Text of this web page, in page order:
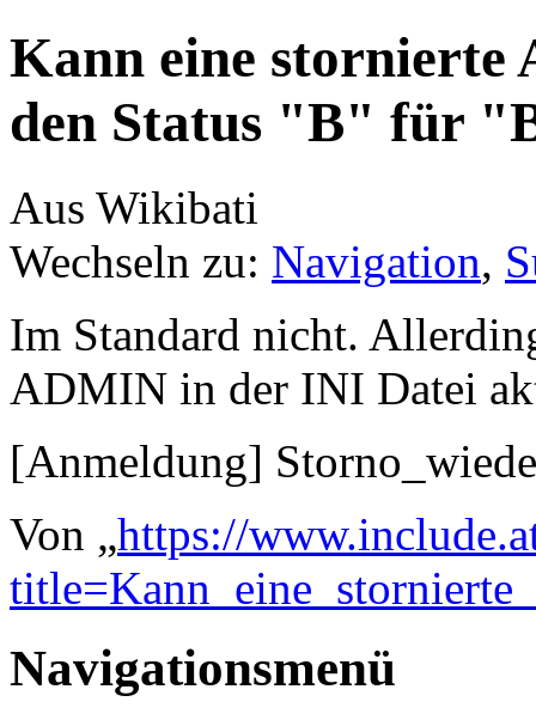
Kann eine stornierte
den Status "B" für
Aus Wikibati
Wechseln zu: Navigation,
Im Standard nicht.
ADMIN in der INI Datei
[Anmeldung]
Von „https://
Navigationsmenü